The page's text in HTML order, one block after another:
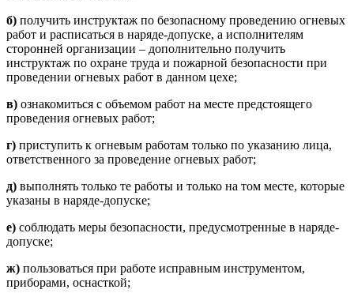
б) получить инструктаж по безопасному проведению огневых
работ и расписаться в наряде-допуске, а исполнителям
сторонней организации – дополнительно получить
инструктаж по охране труда и пожарной безопасности при
проведении огневых работ в данном цехе;
в) ознакомиться с объемом работ на месте предстоящего
проведения огневых работ;
г) приступить к огневым работам только по указанию лица,
ответственного за проведение огневых работ;
д) выполнять только те работы и только на том месте, которые
указаны в наряде-допуске;
е) соблюдать меры безопасности, предусмотренные в наряде-
допуске;
ж) пользоваться при работе исправным инструментом,
приборами, оснасткой;